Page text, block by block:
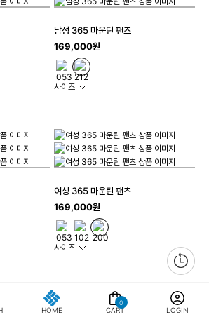
HOME
0
CART LOGIN
남성 365 마운틴 팬츠
169,000원
사이즈
여성 365 마운틴 팬츠
169,000원
사이즈